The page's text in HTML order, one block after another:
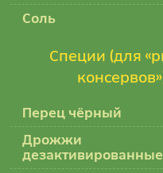
Соль
Специи (для
Перец чёрный
Дрожжи
дезактивированные